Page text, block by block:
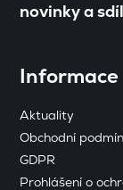
novinky a
Informace
Aktuality
Obchodní
GDPR
Prohlášení o